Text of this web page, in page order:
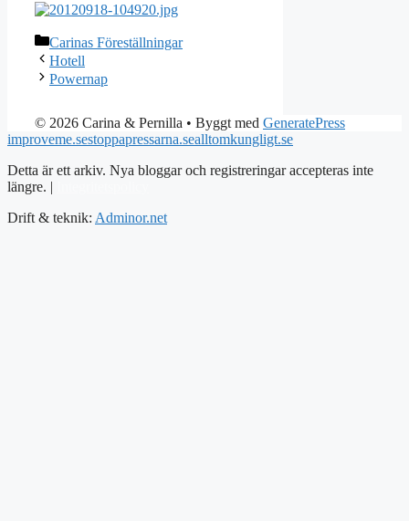
Kategorier
Carinas Föreställningar
Hotell
Powernap
© 2026 Carina & Pernilla • Byggt med GeneratePress
improveme.sestoppapressarna.sealltomkungligt.se
Detta är ett arkiv. Nya bloggar och registreringar accepteras inte
längre. |
Drift & teknik: Adminor.net